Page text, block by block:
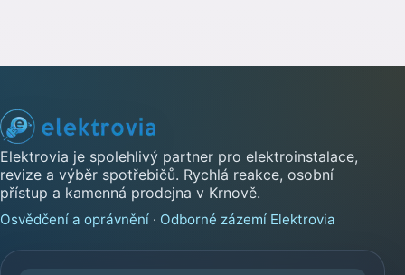
Elektrovia je spolehlivý partner pro elektroinstalace,
revize a výběr spotřebičů. Rychlá reakce, osobní
přístup a kamenná prodejna v Krnově.
Osvědčení a oprávnění · Odborné zázemí Elektrovia